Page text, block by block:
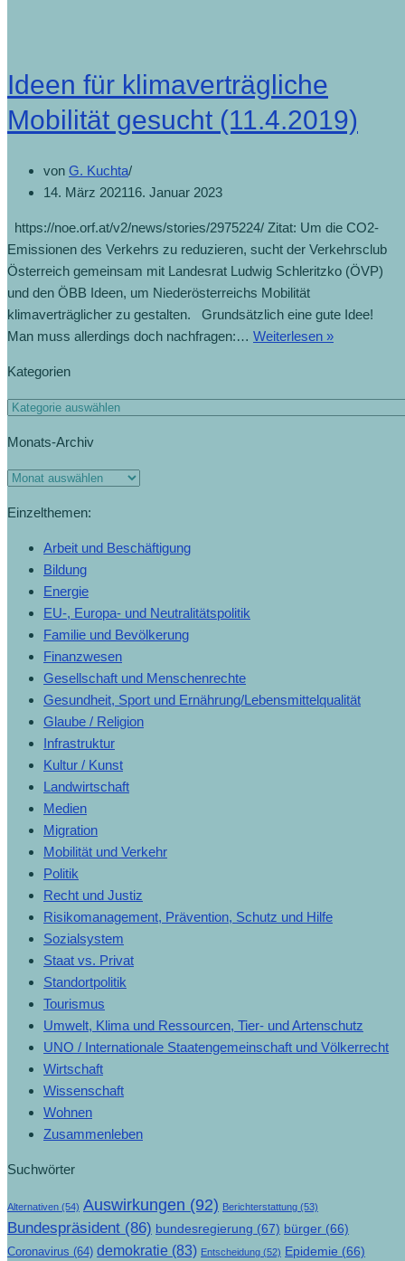
Ideen für klimaverträgliche
Mobilität gesucht (11.4.2019)
von G. Kuchta
14. März 202116. Januar 2023
https://noe.orf.at/v2/news/stories/2975224/ Zitat: Um die CO2-
Emissionen des Verkehrs zu reduzieren, sucht der Verkehrsclub
Österreich gemeinsam mit Landesrat Ludwig Schleritzko (ÖVP)
und den ÖBB Ideen, um Niederösterreichs Mobilität
klimaverträglicher zu gestalten. Grundsätzlich eine gute Idee!
Man muss allerdings doch nachfragen:… Weiterlesen »Ideen
Mobilität
Kategorien
Kategorien
Monats-Archiv
Monats-
Einzelthemen:
Arbeit und Beschäftigung
Bildung
Energie
EU-, Europa- und Neutralitätspolitik
Familie und Bevölkerung
Finanzwesen
Gesellschaft und Menschenrechte
Gesundheit, Sport und Ernährung/Lebensmittelqualität
Glaube / Religion
Infrastruktur
Kultur / Kunst
Landwirtschaft
Medien
Migration
Mobilität und Verkehr
Politik
Recht und Justiz
Risikomanagement, Prävention, Schutz und Hilfe
Sozialsystem
Staat vs. Privat
Standortpolitik
Tourismus
Umwelt, Klima und Ressourcen, Tier- und Artenschutz
UNO / Internationale Staatengemeinschaft und Völkerrecht
Wirtschaft
Wissenschaft
Wohnen
Zusammenleben
Suchwörter
Alternativen (54) Auswirkungen (92) Berichterstattung (53)
Bundespräsident (86) bundesregierung (67) bürger (66)
Coronavirus (64) demokratie (83) Entscheidung (52) Epidemie (66)